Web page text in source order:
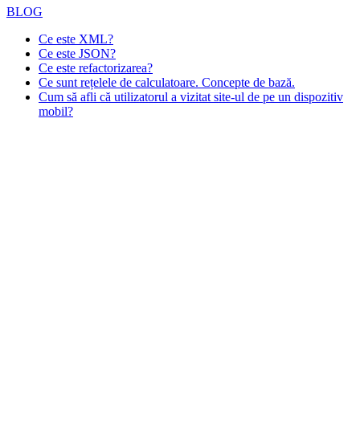
BLOG
Ce este XML?
Ce este JSON?
Ce este refactorizarea?
Ce sunt rețelele de calculatoare. Concepte de bază.
Cum să afli că utilizatorul a vizitat site-ul de pe un dispozitiv
mobil?